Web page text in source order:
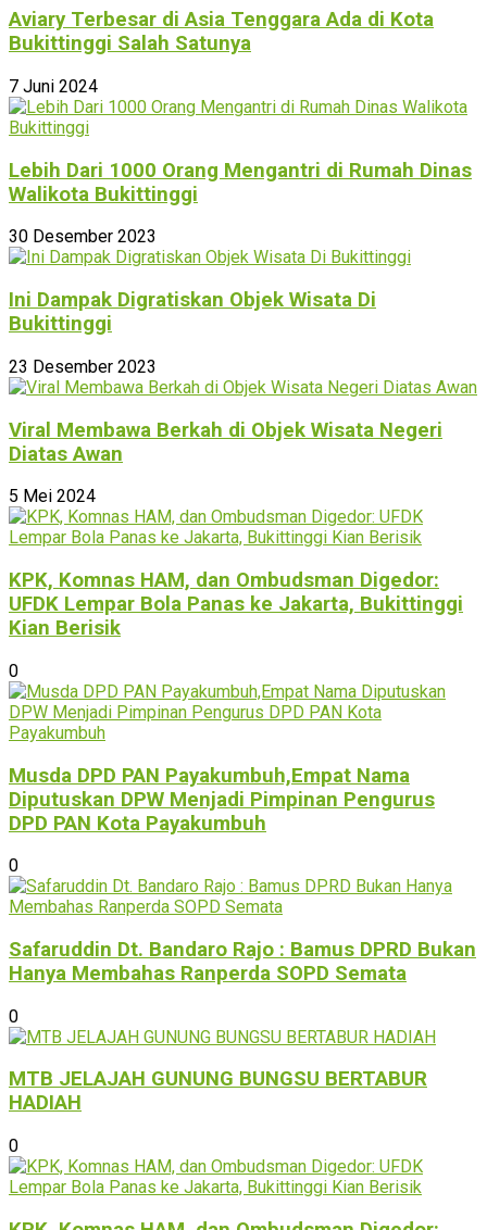
Aviary Terbesar di Asia Tenggara Ada di Kota
Bukittinggi Salah Satunya
7 Juni 2024
Lebih Dari 1000 Orang Mengantri di Rumah Dinas
Walikota Bukittinggi
30 Desember 2023
Ini Dampak Digratiskan Objek Wisata Di
Bukittinggi
23 Desember 2023
Viral Membawa Berkah di Objek Wisata Negeri
Diatas Awan
5 Mei 2024
KPK, Komnas HAM, dan Ombudsman Digedor:
UFDK Lempar Bola Panas ke Jakarta, Bukittinggi
Kian Berisik
0
Musda DPD PAN Payakumbuh,Empat Nama
Diputuskan DPW Menjadi Pimpinan Pengurus
DPD PAN Kota Payakumbuh
0
Safaruddin Dt. Bandaro Rajo : Bamus DPRD Bukan
Hanya Membahas Ranperda SOPD Semata
0
MTB JELAJAH GUNUNG BUNGSU BERTABUR
HADIAH
0